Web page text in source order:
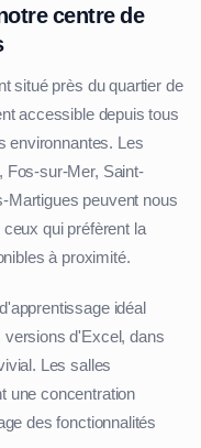
centre de
situé près du quartier de
accessible depuis tous
environnantes. Les
Fos-sur-Mer, Saint-
Martigues peuvent nous
qui préfèrent la
à proximité.
idéal
d'Excel, dans
Les salles
une concentration
des fonctionnalités